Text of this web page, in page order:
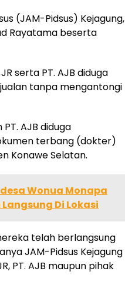
(JAM-Pidsus) Kejagung,
Rayatama beserta
serta PT. AJB diduga
tanpa mengantongi
AJB diduga
terbang (dokter)
Konawe Selatan.
Wonua Monapa
Di Lokasi
telah berlangsung
JAM-Pidsus Kejagung
PT. AJB maupun pihak